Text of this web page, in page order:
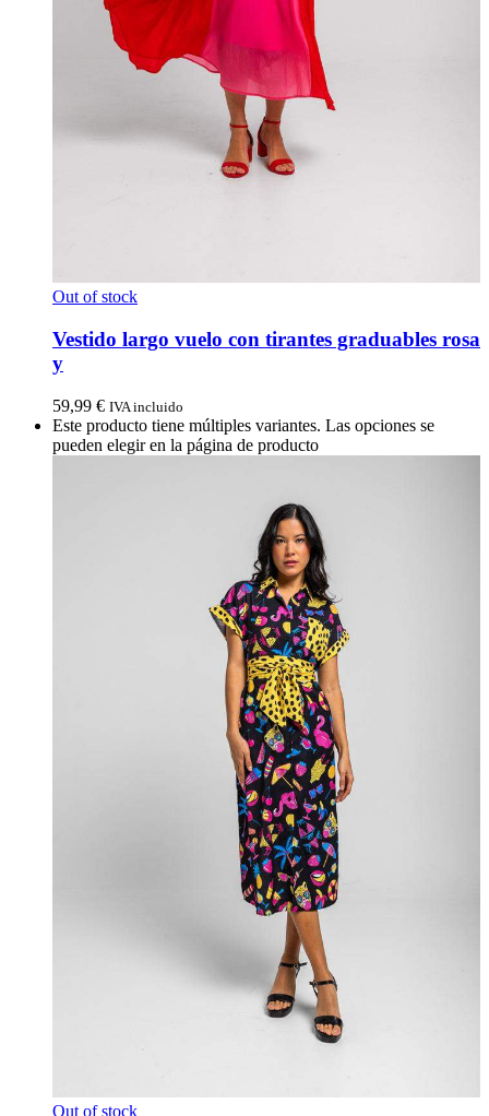
Out of stock
Vestido largo vuelo con tirantes graduables rosa
y
59,99 € IVA incluido
Este producto tiene múltiples variantes. Las opciones se
pueden elegir en la página de producto
Out of stock